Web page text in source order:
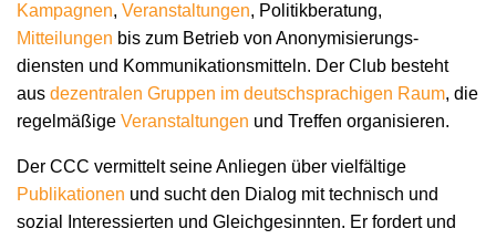
Kampagnen, Veranstaltungen, Politikberatung,
Mitteilungen bis zum Betrieb von Anonymisierungs­
diensten und Kommunikations­mitteln. Der Club besteht
aus dezentralen Gruppen im deutschsprachigen Raum, die
regelmäßige Veranstaltungen und Treffen organisieren.
Der CCC vermittelt seine Anliegen über vielfältige
Publikationen und sucht den Dialog mit technisch und
sozial Interessierten und Gleichgesinnten. Er fordert und